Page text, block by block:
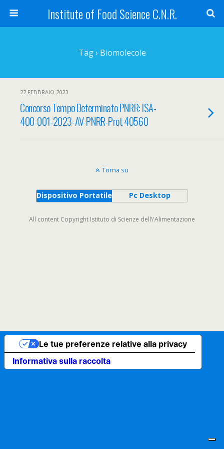
Institute of Food Science C.N.R.
Tag › Biomolecole
22 FEBBRAIO 2023
Concorso Tempo Determinato PNRR: ISA-
400-001-2023-AV-PNRR-Prot 40560
Torna su
Dispositivo Portatile Pc Desktop
All content Copyright Istituto di Scienze dell\'Alimentazione
Informativa sulla raccolta
Le tue preferenze relative alla privacy